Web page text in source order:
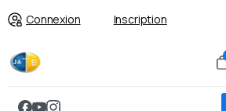
Connexion Inscription